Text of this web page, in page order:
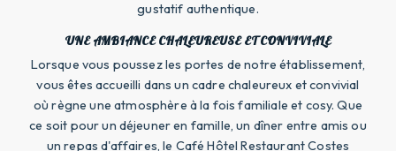
gustatif authentique.
UNE AMBIANCE CHALEUREUSE ET CONVIVIALE
Lorsque vous poussez les portes de notre établissement,
vous êtes accueilli dans un cadre chaleureux et convivial
où règne une atmosphère à la fois familiale et cosy. Que
ce soit pour un déjeuner en famille, un dîner entre amis ou
un repas d'affaires, le Café Hôtel Restaurant Costes